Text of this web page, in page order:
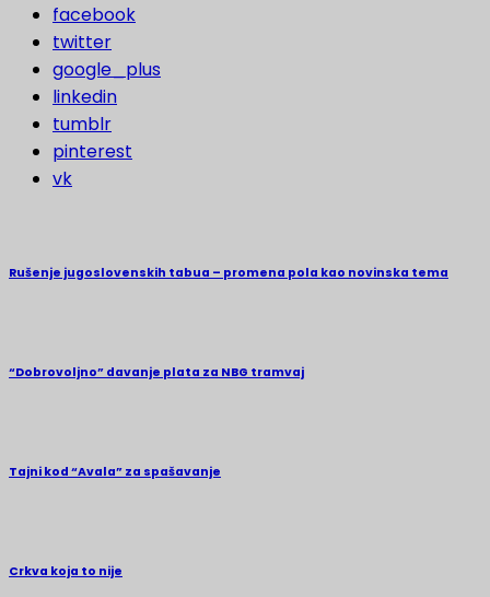
facebook
twitter
google_plus
linkedin
tumblr
pinterest
vk
Rušenje jugoslovenskih tabua – promena pola kao novinska tema
“Dobrovoljno” davanje plata za NBG tramvaj
Tajni kod “Avala” za spašavanje
Crkva koja to nije